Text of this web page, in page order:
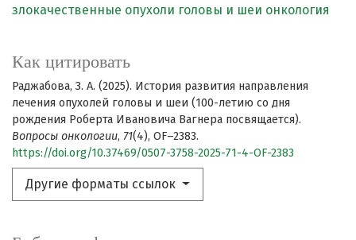
злокачественные опухоли головы и шеи онкология
Как цитировать
Раджабова, З. А. (2025). История развития направления
лечения опухолей головы и шеи (100-летию со дня
рождения Роберта Ивановича Вагнера посвящается).
Вопросы онкологии, 71(4), OF–2383.
https://doi.org/10.37469/0507-3758-2025-71-4-OF-2383
Другие форматы ссылок